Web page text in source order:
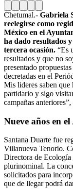
Chetumal.- Gabriela
reelegirse como
México en el
ha dado resultados
tercera ocasión. “Es
resultados y que no
presentado
decretadas en el
Mis lideres saben que
partidario y sigo
campañas
Nueve años en
Santana Duarte fue
Villanueva Tenorio.
Directora de
plurinominal. La
solicitados para
que de llegar podrá